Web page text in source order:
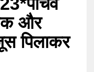
और
पिलाकर